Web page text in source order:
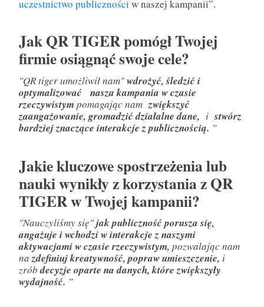
uczestnictwo publiczności w naszej kampanii”.
Jak QR TIGER pomógł Twojej
firmie osiągnąć swoje cele?
"QR tiger umożliwił nam"wdrożyć, śledzić i
optymalizować
nasza kampania w czasie
rzeczywistym pomagając namzwiększyć
zaangażowanie, gromadzić działalne dane, istwórz
bardziej znaczące interakcje z publicznością. ”
Jakie kluczowe spostrzeżenia lub
nauki wynikły z korzystania z QR
TIGER w Twojej kampanii?
"Nauczyliśmy się"jak publiczność porusza się,
angażuje i wchodzi w interakcje z naszymi
aktywacjami w czasie rzeczywistym, pozwalając nam
nazdefiniuj kreatywność, popraw umieszczenie, i
zróbdecyzje oparte na danych, które zwiększyły
wydajność. ”